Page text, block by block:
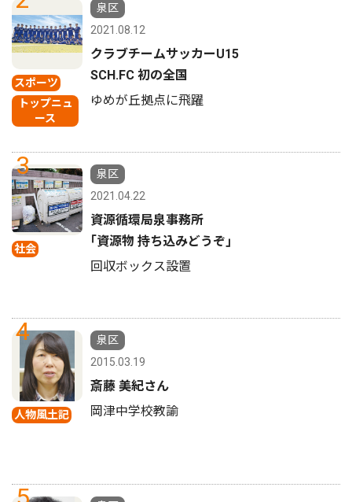
スポーツ
トップニュ
ース
泉区
2021.08.12
クラブチームサッカーU15
SCH.FC 初の全国
ゆめが丘拠点に飛躍
3
社会
泉区
2021.04.22
資源循環局泉事務所
｢資源物 持ち込みどうぞ｣
回収ボックス設置
4
人物風土記
泉区
2015.03.19
斎藤 美紀さん
岡津中学校教諭